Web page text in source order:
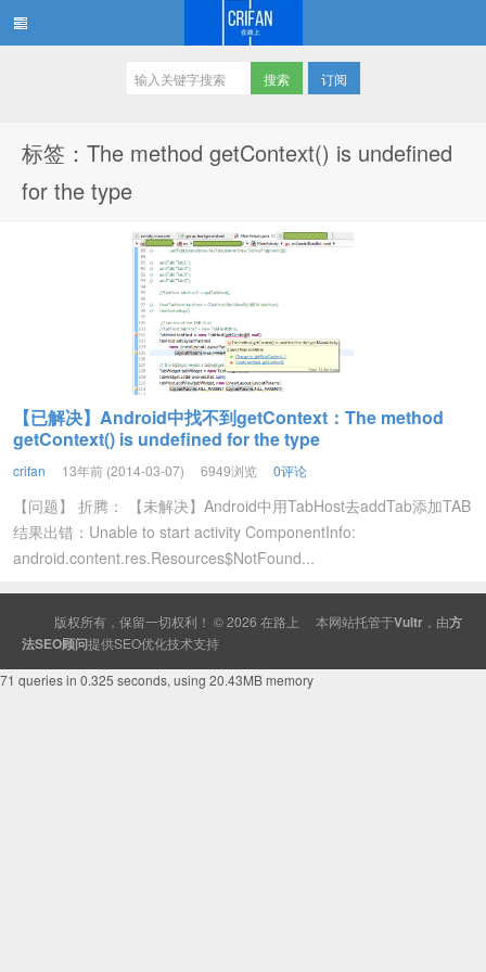
订阅
标签：The method getContext() is undefined
for the type
【已解决】Android中找不到getContext：The method
getContext() is undefined for the type
crifan 13年前 (2014-03-07) 6949浏览 0评论
【问题】 折腾： 【未解决】Android中用TabHost去addTab添加TAB
结果出错：Unable to start activity ComponentInfo:
android.content.res.Resources$NotFound...
版权所有，保留一切权利！ © 2026 在路上 本网站托管于Vultr ，由方
法SEO顾问提供SEO优化技术支持
71 queries in 0.325 seconds, using 20.43MB memory